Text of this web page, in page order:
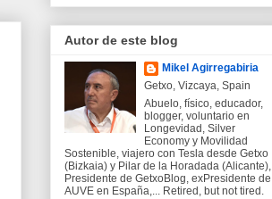
Autor de este blog
Mikel Agirregabiria
Getxo, Vizcaya, Spain
Abuelo, físico, educador,
blogger, voluntario en
Longevidad, Silver
Economy y Movilidad
Sostenible, viajero con Tesla desde Getxo
(Bizkaia) y Pilar de la Horadada (Alicante),
Presidente de GetxoBlog, exPresidente de
AUVE en España,... Retired, but not tired.